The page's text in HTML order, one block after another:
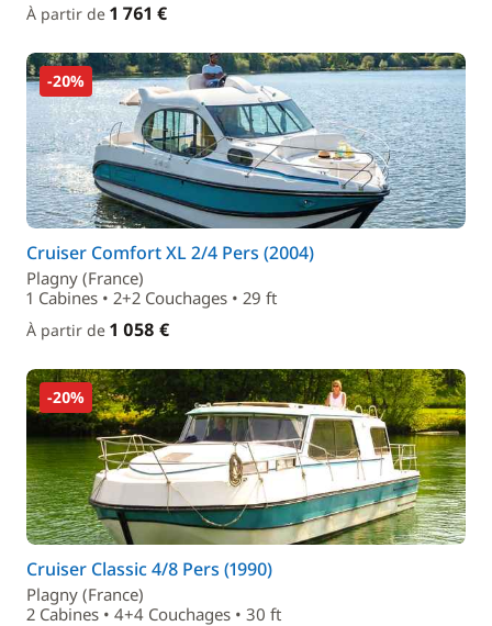
À partir de 1 761 €
-20%
Cruiser Comfort XL 2/4 Pers (2004)
Plagny (France)
1 Cabines • 2+2 Couchages • 29 ft
À partir de 1 058 €
-20%
Cruiser Classic 4/8 Pers (1990)
Plagny (France)
2 Cabines • 4+4 Couchages • 30 ft